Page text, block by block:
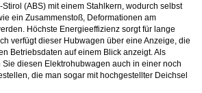
(ABS) mit einem Stahlkern, wodurch selbst
ein Zusammenstoß, Deformationen am
Höchste Energieeffizienz sorgt für lange
verfügt dieser Hubwagen über eine Anzeige, die
Betriebsdaten auf einem Blick anzeigt. Als
diesen Elektrohubwagen auch in einer noch
die man sogar mit hochgestellter Deichsel